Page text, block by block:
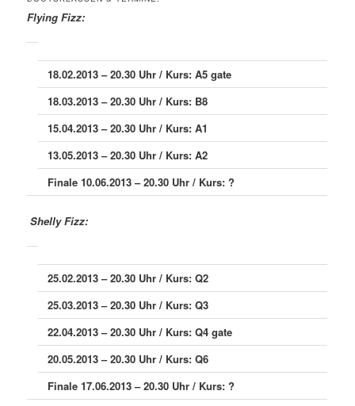
Flying Fizz:
18.02.2013 – 20.30 Uhr / Kurs: A5 gate
18.03.2013 – 20.30 Uhr / Kurs: B8
15.04.2013 – 20.30 Uhr / Kurs: A1
13.05.2013 – 20.30 Uhr / Kurs: A2
Finale 10.06.2013 – 20.30 Uhr / Kurs: ?
Shelly Fizz:
25.02.2013 – 20.30 Uhr / Kurs: Q2
25.03.2013 – 20.30 Uhr / Kurs: Q3
22.04.2013 – 20.30 Uhr / Kurs: Q4 gate
20.05.2013 – 20.30 Uhr / Kurs: Q6
Finale 17.06.2013 – 20.30 Uhr / Kurs: ?